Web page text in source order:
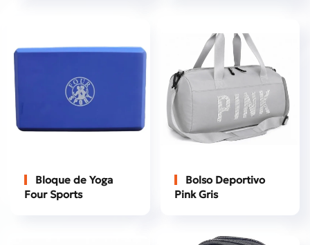
Bloque de Yoga
Four Sports
Bolso Deportivo
Pink Gris